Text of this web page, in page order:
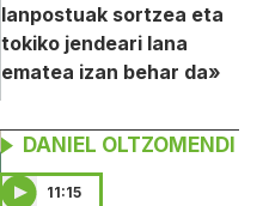
lanpostuak sortzea eta
tokiko jendeari lana
ematea izan behar da»
DANIEL OLTZOMENDI
11:15